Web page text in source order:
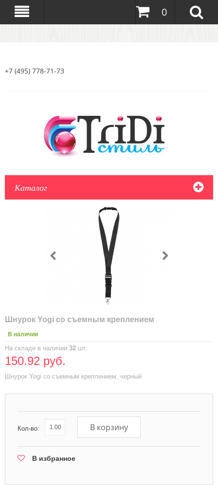
0
+7 (495) 778-71-73
Каталог
Шнурок Yogi со съемным креплением
В наличии
На складе в наличии 32 шт.
150.92 руб.
Шнурок Yogi со съемным креплением, черный
Кол-во: В корзину
В избранное